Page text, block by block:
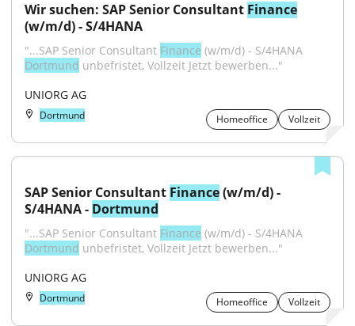
Wir suchen: SAP Senior Consultant Finance
(w/m/d) - S/4HANA
"...SAP Senior Consultant Finance
Dortmund unbefristet, Vollzeit Jetzt bewerben..."
UNIORG AG
Dortmund Homeoffice Vollzeit
SAP Senior Consultant Finance (w/m/d) -
S/4HANA - Dortmund
"...SAP Senior Consultant Finance
Dortmund unbefristet, Vollzeit Jetzt bewerben..."
UNIORG AG
Dortmund Homeoffice Vollzeit